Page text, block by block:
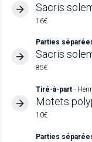
Sacris
16€
Parties
Sacris
85€
Tiré-à-part -
Motets
10€
Parties